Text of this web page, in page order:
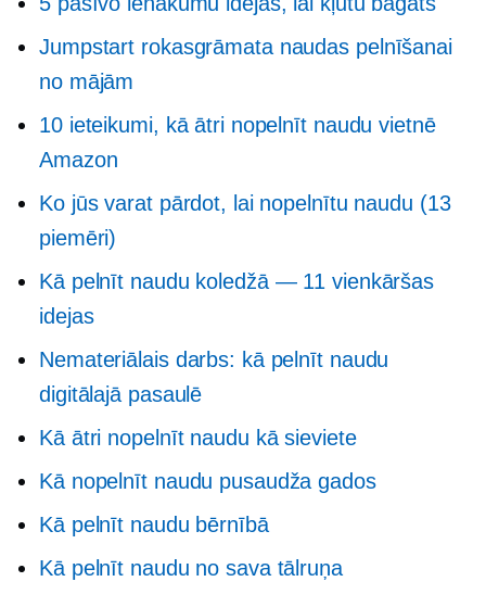
Jumpstart rokasgrāmata naudas pelnīšanai
no mājām
10 ieteikumi, kā ātri nopelnīt naudu vietnē
Amazon
Ko jūs varat pārdot, lai nopelnītu naudu (13
piemēri)
Kā pelnīt naudu koledžā — 11 vienkāršas
idejas
Nemateriālais darbs: kā pelnīt naudu
digitālajā pasaulē
Kā ātri nopelnīt naudu kā sieviete
Kā nopelnīt naudu pusaudža gados
Kā pelnīt naudu bērnībā
Kā pelnīt naudu no sava tālruņa